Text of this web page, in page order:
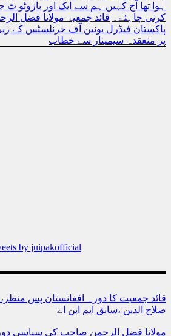
ہوا تھا آج کہیں ہم سے ایک اور بازوٹو
کرنی چاہئے۔
قائد جمعیۃ مولانا فضل
پاکستان فیڈرل یونین آف جرنلسٹس کے
پر منعقدہ سیمینار سے خطاب
by juipakofficial
قائد جمعیت کا دورہ افغانستان پس
صلاح الدین ،سابق ایم این اے
مولانا فضل الرحمن صاحب کی سیاسی